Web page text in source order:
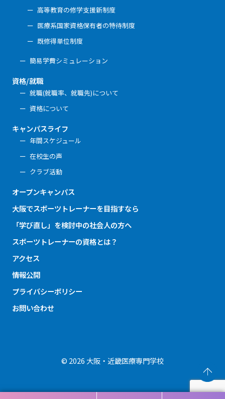
高等教育の修学支援新制度
医療系国家資格保有者の特待制度
既修得単位制度
簡易学費シミュレーション
資格/就職
就職(就職率、就職先)について
資格について
キャンパスライフ
年間スケジュール
在校生の声
クラブ活動
オープンキャンパス
大阪でスポーツトレーナーを目指すなら
「学び直し」を検討中の社会人の方へ
スポーツトレーナーの資格とは？
アクセス
情報公開
プライバシーポリシー
お問い合わせ
© 2026 大阪・近畿医療専門学校